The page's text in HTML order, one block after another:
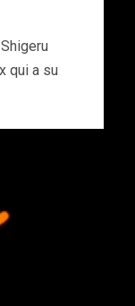
qui a su